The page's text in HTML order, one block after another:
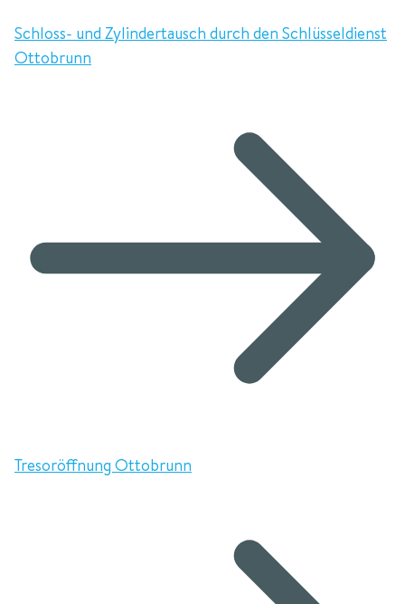
Schloss- und Zylindertausch durch den Schlüsseldienst
Ottobrunn
Tresoröffnung Ottobrunn